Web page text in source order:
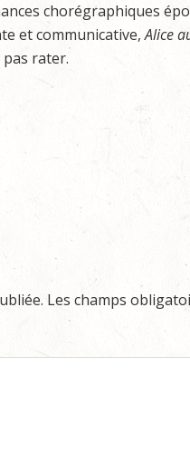
chorégraphiques
et communicative,Alice
rater.
Les champs